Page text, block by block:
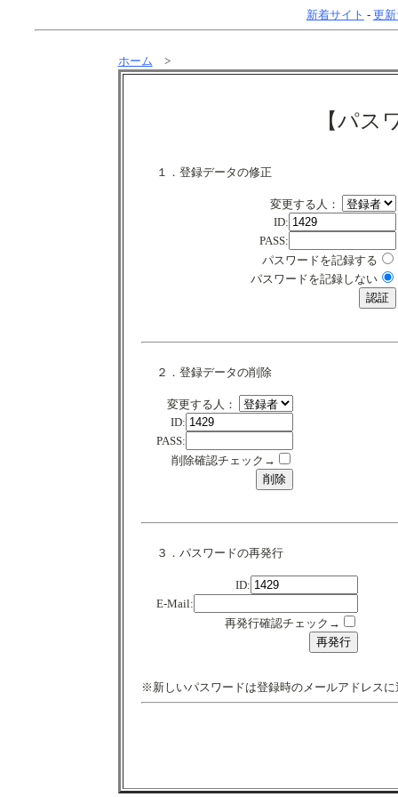
新着サイト - 更
ホーム >
【パス
１．登録データの修正
変更する人：
ID:
PASS:
パスワードを記録する
パスワードを記録しない
２．登録データの削除
変更する人：
ID:
PASS:
削除確認チェック→
３．パスワードの再発行
ID:
E-Mail:
再発行確認チェック→
※新しいパスワードは登録時のメールアドレスに